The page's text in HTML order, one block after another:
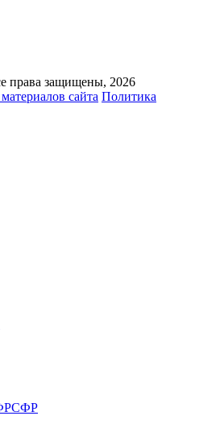
права защищены, 2026
сайта Политика